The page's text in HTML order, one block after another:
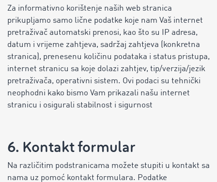
Za informativno korištenje naših web stranica
prikupljamo samo lične podatke koje nam Vaš internet
pretraživač automatski prenosi, kao što su IP adresa,
datum i vrijeme zahtjeva, sadržaj zahtjeva (konkretna
stranica), prenesenu količinu podataka i status pristupa,
internet stranicu sa koje dolazi zahtjev, tip/verzija/jezik
pretraživača, operativni sistem. Ovi podaci su tehnički
neophodni kako bismo Vam prikazali našu internet
stranicu i osigurali stabilnost i sigurnost
6. Kontakt formular
Na različitim podstranicama možete stupiti u kontakt sa
nama uz pomoć kontakt formulara. Podatke